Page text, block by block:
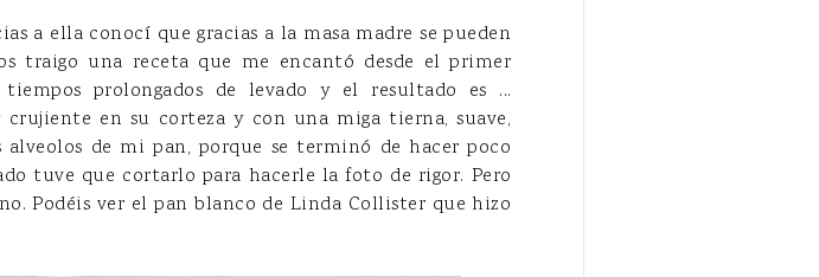
a ella conocí que gracias a la masa madre se pueden
traigo una receta que me encantó desde el primer
prolongados de levado y el resultado es ...
en su corteza y con una miga tierna, suave,
alveolos de mi pan, porque se terminó de hacer poco
tuve que cortarlo para hacerle la foto de rigor. Pero
Podéis ver el pan blanco de Linda Collister que hizo